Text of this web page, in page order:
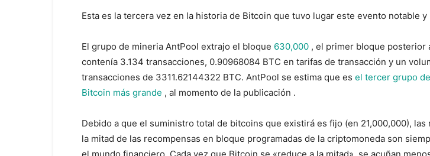
Esta es la tercera vez en la historia de Bitcoin que tuvo lugar este evento notable y
El grupo de mineria AntPool extrajo el bloque 630,000 , el primer bloque posterior
contenía 3.134 transacciones, 0.90968084 BTC en tarifas de transacción y un
transacciones de 3311.62144322 BTC. AntPool se estima que es el tercer grupo
Bitcoin más grande , al momento de la publicación .
Debido a que el suministro total de bitcoins que existirá es fijo (en 21,000,000), las
la mitad de las recompensas en bloque programadas de la criptomoneda son